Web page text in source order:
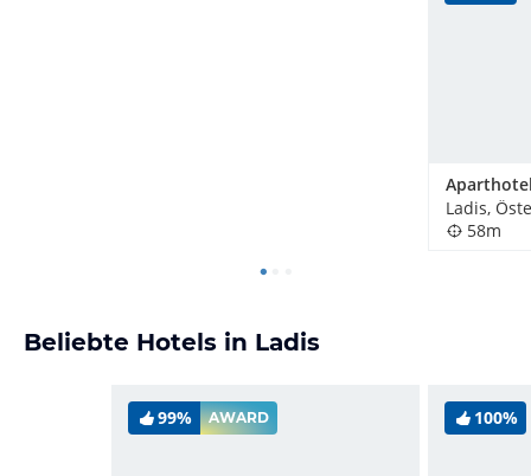
Ladis,
58m
Beliebte Hotels in Ladis
99% AWARD 100%